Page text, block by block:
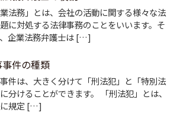
業法務」とは、会社の活動に関する様々な法
に対処する法律事務のことをいいます。そ
企業法務弁護士は […]
事件の種類
件は、大きく分けて「刑法犯」と「特別法
分けることができます。 「刑法犯」とは、
規定 […]